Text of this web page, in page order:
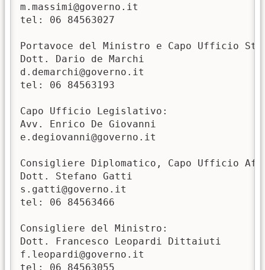
m.massimi@governo.it
tel: 06 84563027
Portavoce del Ministro e Capo Ufficio
Dott. Dario de Marchi
d.demarchi@governo.it
tel: 06 84563193
Capo Ufficio Legislativo:
Avv. Enrico De Giovanni
e.degiovanni@governo.it
Consigliere Diplomatico, Capo Ufficio
Dott. Stefano Gatti
s.gatti@governo.it
tel: 06 84563466
Consigliere del Ministro:
Dott. Francesco Leopardi Dittaiuti
f.leopardi@governo.it
tel: 06 84563055